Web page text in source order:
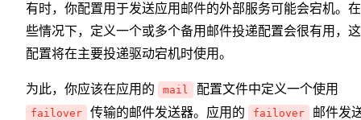
有时，你配置用于发送应用邮件的外部服务可能会宕机。
些情况下，定义一个或多个备用邮件投递配置会很有用，
配置将在主要投递驱动宕机时使用。
为此，你应该在应用的 mail 配置文件中定义一个使用
failover 传输的邮件发送器。应用的 failover
邮件发